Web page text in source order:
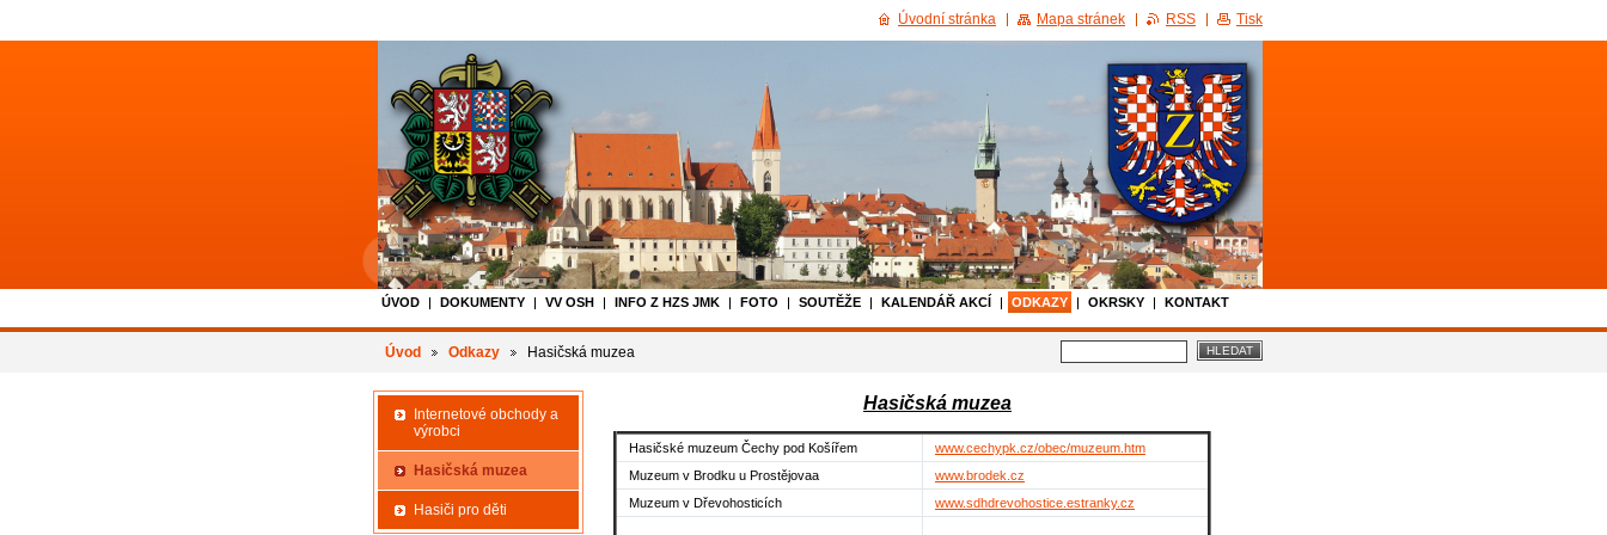
ÚVOD DOKUMENTY VV OSH INFO Z HZS JMK FOTO SOUTĚŽE KALENDÁŘ AKCÍ ODKAZY OKRSKY KONTAKT
Úvod Odkazy Hasičská muzea
Hasičská muzea
Hasičské muzeum Čechy pod Košířem
www.cechypk.cz/obec/muzeum.htm
Muzeum v Brodku u Prostějovaa
www.brodek.cz
Muzeum v Dřevohosticích
www.sdhdrevohostice.estranky.cz
Internetové obchody a
výrobci
Hasičská muzea
Hasiči pro děti
Úvodní stránka Mapa stránek RSS Tisk